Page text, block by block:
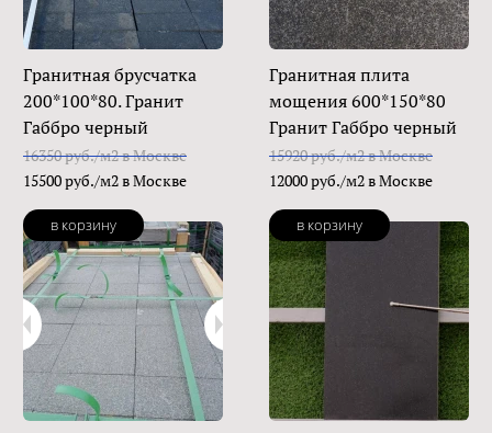
Гранитная брусчатка
200*100*80. Гранит
Габбро черный
16350 руб./м2 в Москве
15500 руб./м2 в Москве
в корзину
Гранитная плита
мощения 600*150*80
Гранит Габбро черный
15920 руб./м2 в Москве
12000 руб./м2 в Москве
в корзину